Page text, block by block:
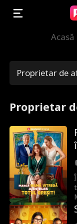
Acasă
Proprietar de
Proprietar